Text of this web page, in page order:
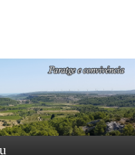
Paratge e Convivència